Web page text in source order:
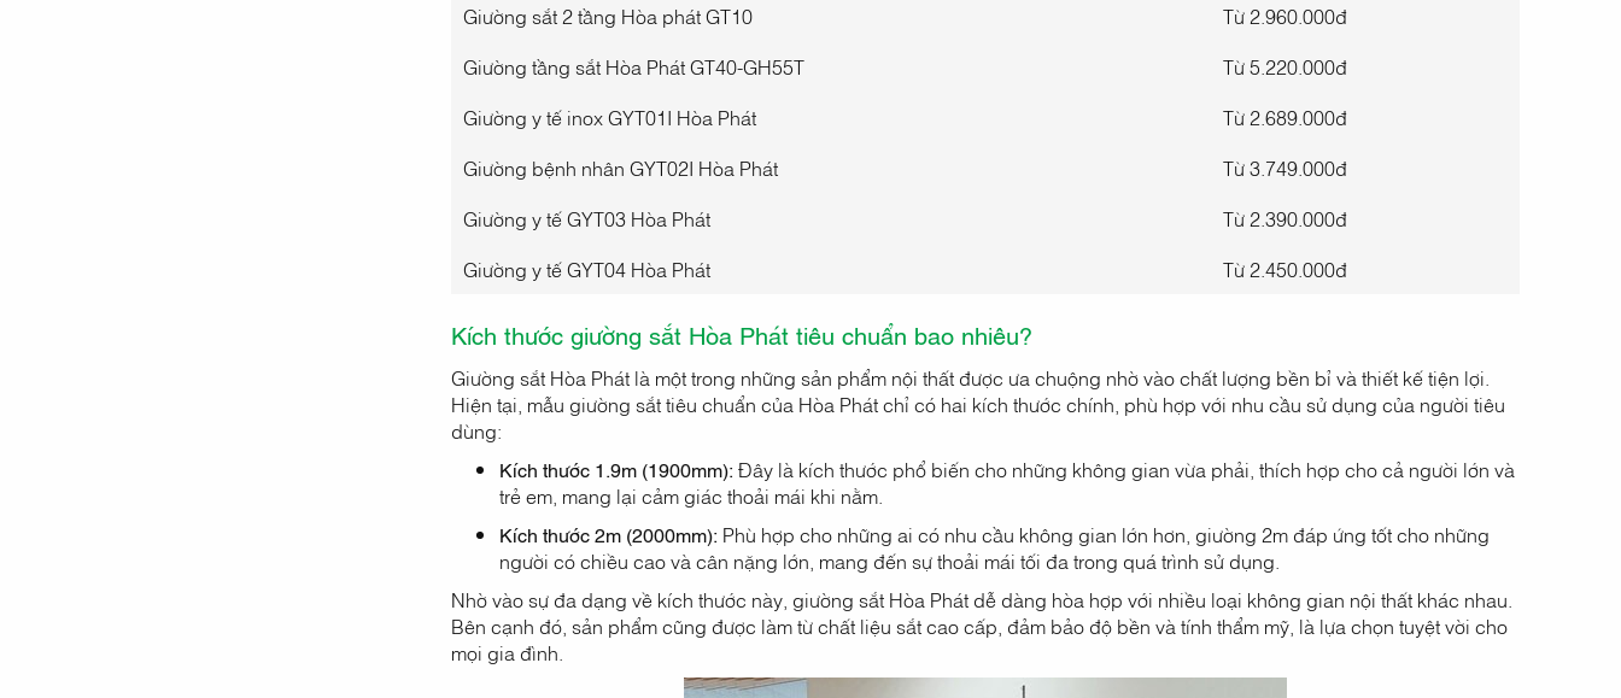
Giường sắt 2 tầng Hòa phát GT10
Từ 2.960.000đ
Giường tầng sắt Hòa Phát GT40-GH55T
Từ 5.220.000đ
Giường y tế inox GYT01I Hòa Phát
Từ 2.689.000đ
Giường bệnh nhân GYT02I Hòa Phát
Từ 3.749.000đ
Giường y tế GYT03 Hòa Phát
Từ 2.390.000đ
Giường y tế GYT04 Hòa Phát
Từ 2.450.000đ
Kích thước giường sắt Hòa Phát tiêu chuẩn bao nhiêu?
Giường sắt Hòa Phát là một trong những sản phẩm nội thất được ưa chuộng nhờ vào chất lượng bền bỉ và thiết kế tiện lợi.
Hiện tại, mẫu giường sắt tiêu chuẩn của Hòa Phát chỉ có hai kích thước chính, phù hợp với nhu cầu sử dụng của người tiêu
dùng:
Kích thước 1.9m (1900mm): Đây là kích thước phổ biến cho những không gian vừa phải, thích hợp cho cả người lớn và
trẻ em, mang lại cảm giác thoải mái khi nằm.
Kích thước 2m (2000mm): Phù hợp cho những ai có nhu cầu không gian lớn hơn, giường 2m đáp ứng tốt cho những
người có chiều cao và cân nặng lớn, mang đến sự thoải mái tối đa trong quá trình sử dụng.
Nhờ vào sự đa dạng về kích thước này, giường sắt Hòa Phát dễ dàng hòa hợp với nhiều loại không gian nội thất khác nhau.
Bên cạnh đó, sản phẩm cũng được làm từ chất liệu sắt cao cấp, đảm bảo độ bền và tính thẩm mỹ, là lựa chọn tuyệt vời cho
mọi gia đình.